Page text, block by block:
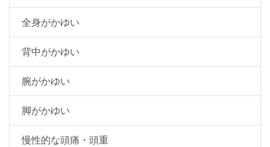
全身がかゆい
背中がかゆい
腕がかゆい
脚がかゆい
慢性的な頭痛・頭重